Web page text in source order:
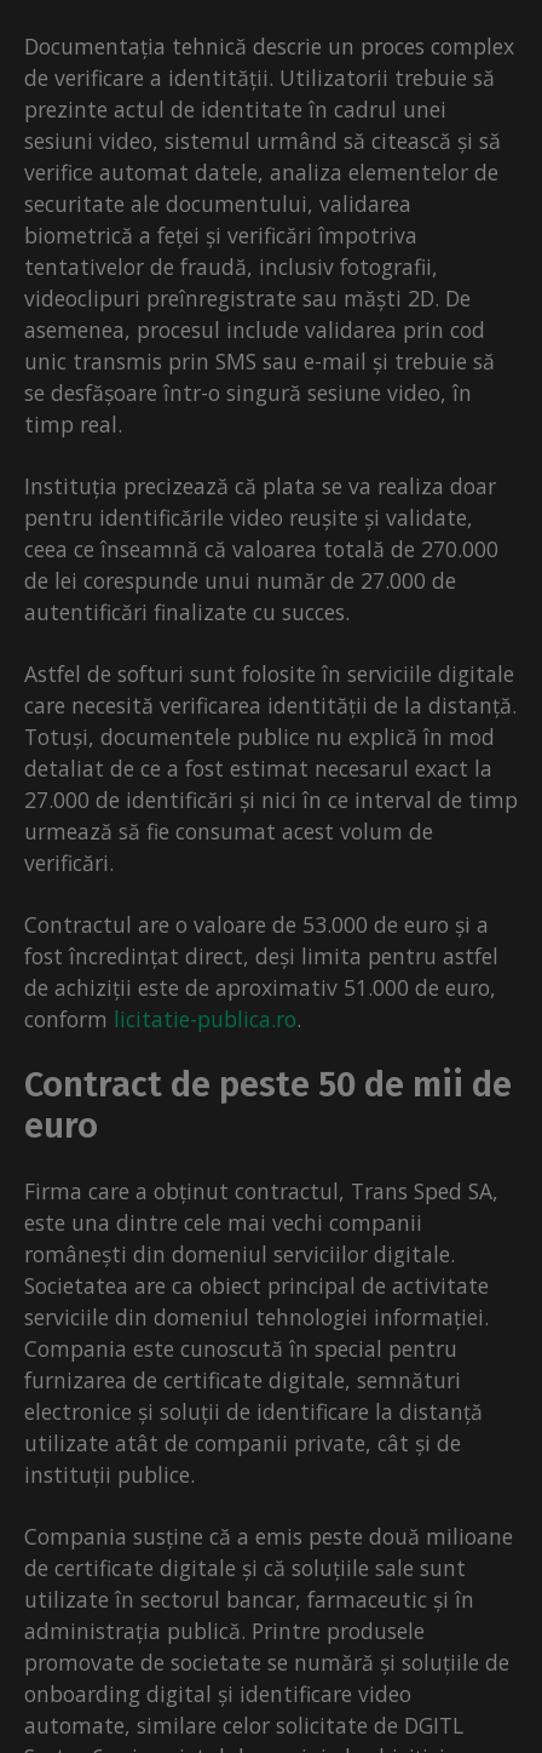
Documentația tehnică descrie un proces complex
de verificare a identității. Utilizatorii trebuie să
prezinte actul de identitate în cadrul unei
sesiuni video, sistemul urmând să citească și să
verifice automat datele, analiza elementelor de
securitate ale documentului, validarea
biometrică a feței și verificări împotriva
tentativelor de fraudă, inclusiv fotografii,
videoclipuri preînregistrate sau măști 2D. De
asemenea, procesul include validarea prin cod
unic transmis prin SMS sau e-mail și trebuie să
se desfășoare într-o singură sesiune video, în
timp real.
Instituția precizează că plata se va realiza doar
pentru identificările video reușite și validate,
ceea ce înseamnă că valoarea totală de 270.000
de lei corespunde unui număr de 27.000 de
autentificări finalizate cu succes.
Astfel de softuri sunt folosite în serviciile digitale
care necesită verificarea identității de la distanță.
Totuși, documentele publice nu explică în mod
detaliat de ce a fost estimat necesarul exact la
27.000 de identificări și nici în ce interval de timp
urmează să fie consumat acest volum de
verificări.
Contractul are o valoare de 53.000 de euro și a
fost încredințat direct, deși limita pentru astfel
de achiziții este de aproximativ 51.000 de euro,
conform licitatie-publica.ro.
Contract de peste 50 de mii de
euro
Firma care a obținut contractul, Trans Sped SA,
este una dintre cele mai vechi companii
românești din domeniul serviciilor digitale.
Societatea are ca obiect principal de activitate
serviciile din domeniul tehnologiei informației.
Compania este cunoscută în special pentru
furnizarea de certificate digitale, semnături
electronice și soluții de identificare la distanță
utilizate atât de companii private, cât și de
instituții publice.
Compania susține că a emis peste două milioane
de certificate digitale și că soluțiile sale sunt
utilizate în sectorul bancar, farmaceutic și în
administrația publică. Printre produsele
promovate de societate se numără și soluțiile de
onboarding digital și identificare video
automate, similare celor solicitate de DGITL